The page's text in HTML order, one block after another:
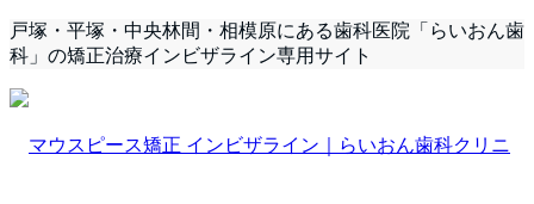
戸塚・平塚・中央林間・相模原にある歯科医院「らいおん歯
科」の矯正治療インビザライン専用サイト